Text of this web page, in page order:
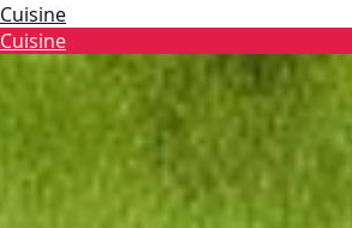
Cuisine
Cuisine